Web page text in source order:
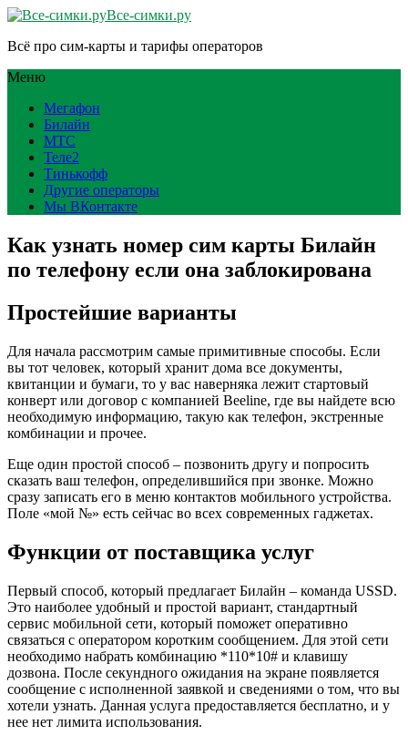
Все-симки.ру
Всё про сим-карты и тарифы операторов
Меню
Мегафон
Билайн
МТС
Теле2
Тинькофф
Другие операторы
Мы ВКонтакте
Как узнать номер сим карты Билайн
по телефону если она заблокирована
Простейшие варианты
Для начала рассмотрим самые примитивные способы. Если
вы тот человек, который хранит дома все документы,
квитанции и бумаги, то у вас наверняка лежит стартовый
конверт или договор с компанией Beeline, где вы найдете всю
необходимую информацию, такую как телефон, экстренные
комбинации и прочее.
Еще один простой способ – позвонить другу и попросить
сказать ваш телефон, определившийся при звонке. Можно
сразу записать его в меню контактов мобильного устройства.
Поле «мой №» есть сейчас во всех современных гаджетах.
Функции от поставщика услуг
Первый способ, который предлагает Билайн – команда USSD.
Это наиболее удобный и простой вариант, стандартный
сервис мобильной сети, который поможет оперативно
связаться с оператором коротким сообщением. Для этой сети
необходимо набрать комбинацию *110*10# и клавишу
дозвона. После секундного ожидания на экране появляется
сообщение с исполненной заявкой и сведениями о том, что вы
хотели узнать. Данная услуга предоставляется бесплатно, и у
нее нет лимита использования.